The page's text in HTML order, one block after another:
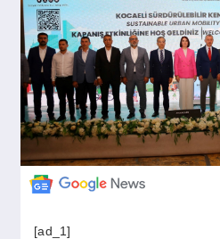
EĞITIM
EKONOMI
DÜNYA
[ad_1]